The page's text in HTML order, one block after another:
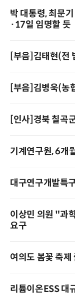
박 대통령, 최문
·17일 임명할 듯
[부음]김태현(전
[부음]김병욱(농
[인사]경북 칠곡
기계연구원, 6개
대구연구개발특
이상민 의원 "과
요구
여의도 봄꽃 축
리튬이온ESS 대